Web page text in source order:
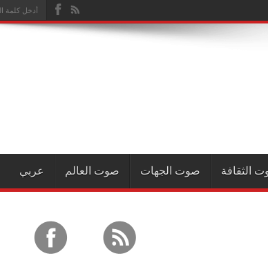
الثقافة صوت الجهات صوت العالم عربي